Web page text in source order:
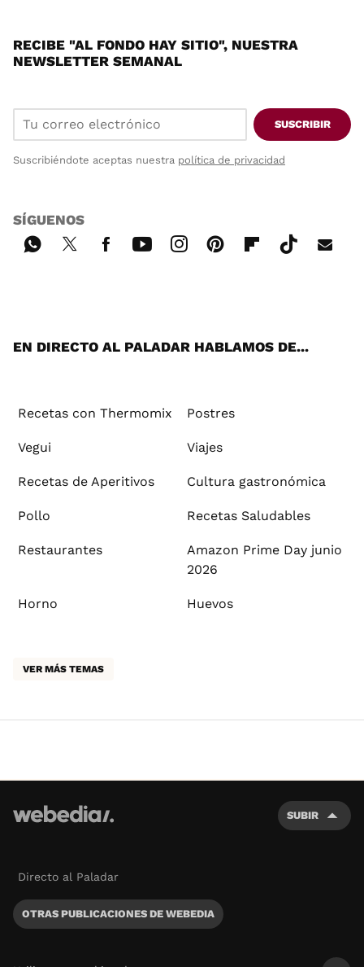
RECIBE "AL FONDO HAY SITIO", NUESTRA
NEWSLETTER SEMANAL
SUSCRIBIR
Suscribiéndote aceptas nuestra política de privacidad
SÍGUENOS
EN DIRECTO AL PALADAR HABLAMOS DE...
Recetas con Thermomix Postres
Vegui Viajes
Recetas de Aperitivos Cultura gastronómica
Pollo Recetas Saludables
Restaurantes
Amazon Prime Day junio
2026
Horno Huevos
VER MÁS TEMAS
SUBIR
Directo al Paladar
OTRAS PUBLICACIONES DE WEBEDIA